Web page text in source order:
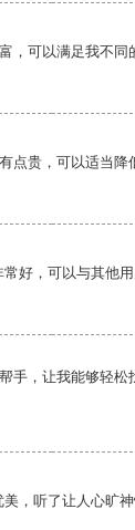
，可以满足我不同
点贵，可以适当降
好，可以与其他用
手，让我能够轻
，听了让人心旷神